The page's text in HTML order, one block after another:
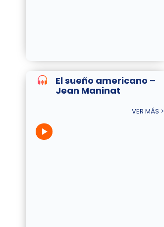
El sueño americano –
Jean Maninat
VER MÁS >